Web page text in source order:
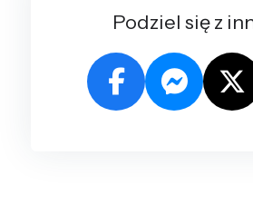
Podziel się z